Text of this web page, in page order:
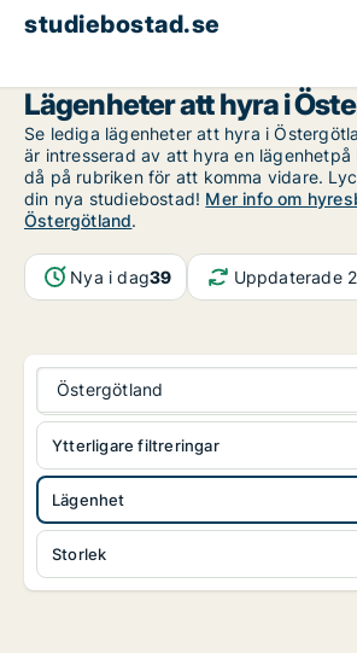
studiebostad.se
Lägenheter att hyra i
Se lediga lägenheter att hyra i
är intresserad av att hyra en
då på rubriken för att komma vidare.
din nya studiebostad! Mer info om
Östergötland.
Nya i dag39 Uppdaterade
Östergötland
Lägenhet
Storlek
Ytterligare filtreringar